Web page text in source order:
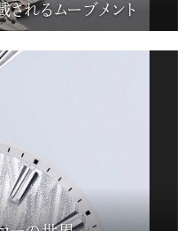
されるムーブメント